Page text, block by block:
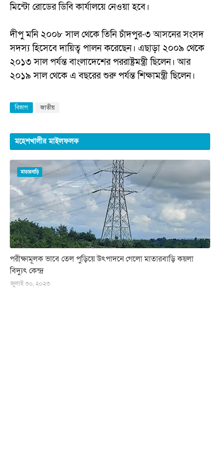
মিন্টো রোডের ডিবি কার্যালয়ে নেওয়া হবে।
দীপু মনি ২০০৮ সাল থেকে তিনি চাঁদপুর-৩ আসনের সংসদ
সদস্য হিসেবে দায়িত্ব পালন করেছেন। এছাড়া ২০০৯ থেকে
২০১৩ সাল পর্যন্ত বাংলাদেশের পররাষ্ট্রমন্ত্রী ছিলেন। আর
২০১৯ সাল থেকে এ বছরের শুরু পর্যন্ত শিক্ষামন্ত্রী ছিলেন।
বিভাগ জাতীয়
মহেশখালীর মাইলফলক
মাতারবাড়ি
পরীক্ষামূলক ভাবে তেল পুড়িয়ে উৎপাদনে গেলো মাতারবাড়ি কয়লা
বিদ্যুৎ কেন্দ্র
জুলাই ৩০, ২০২৩